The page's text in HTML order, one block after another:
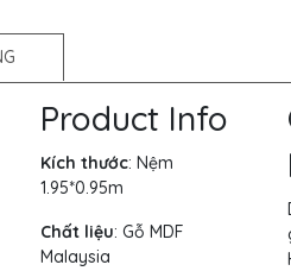
Product Info
Kích thước: Nệm
1.95*0.95m
Chất liệu: Gỗ MDF
Malaysia